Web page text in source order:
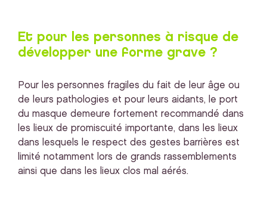
Et pour les personnes à risque de
développer une forme grave ?
Pour les personnes fragiles du fait de leur âge ou
de leurs pathologies et pour leurs aidants, le port
du masque demeure fortement recommandé dans
les lieux de promiscuité importante, dans les lieux
dans lesquels le respect des gestes barrières est
limité notamment lors de grands rassemblements
ainsi que dans les lieux clos mal aérés.